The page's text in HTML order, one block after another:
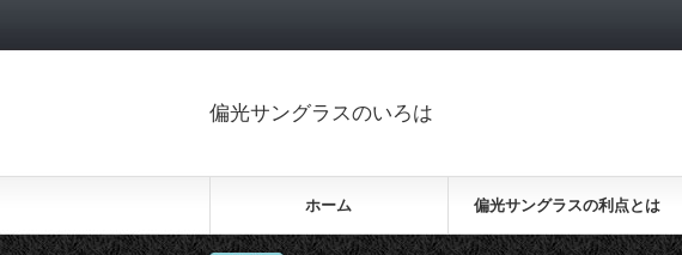
偏光サングラスのいろは
ホーム 偏光サングラスの利点とは